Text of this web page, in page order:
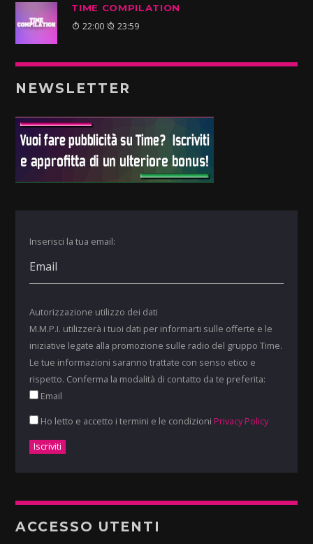
TIME COMPILATION
22:00 23:59
NEWSLETTER
Inserisci la tua email:
Autorizzazione utilizzo dei dati
M.M.P.I. utilizzerà i tuoi dati per informarti sulle offerte e le
iniziative legate alla promozione sulle radio del gruppo Time.
Le tue informazioni saranno trattate con senso etico e
rispetto. Conferma la modalità di contatto da te preferita:
Email
Ho letto e accetto i termini e le condizioni Privacy Policy
ACCESSO UTENTI